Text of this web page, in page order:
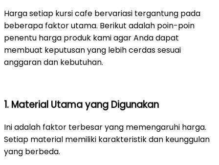
Harga setiap kursi cafe bervariasi tergantung pada
beberapa faktor utama. Berikut adalah poin-poin
penentu harga produk kami agar Anda dapat
membuat keputusan yang lebih cerdas sesuai
anggaran dan kebutuhan.
1. Material Utama yang Digunakan
Ini adalah faktor terbesar yang memengaruhi harga.
Setiap material memiliki karakteristik dan keunggulan
yang berbeda.